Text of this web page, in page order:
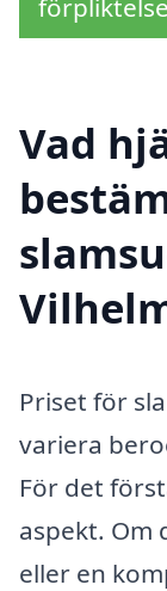
Vad
Priset för
variera
För det
aspekt. Om
eller en